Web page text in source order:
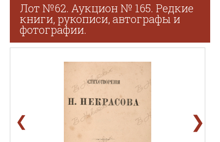
Лот №62. Аукцион № 165. Редкие
книги, рукописи, автографы и
фотографии.
❮ ❯